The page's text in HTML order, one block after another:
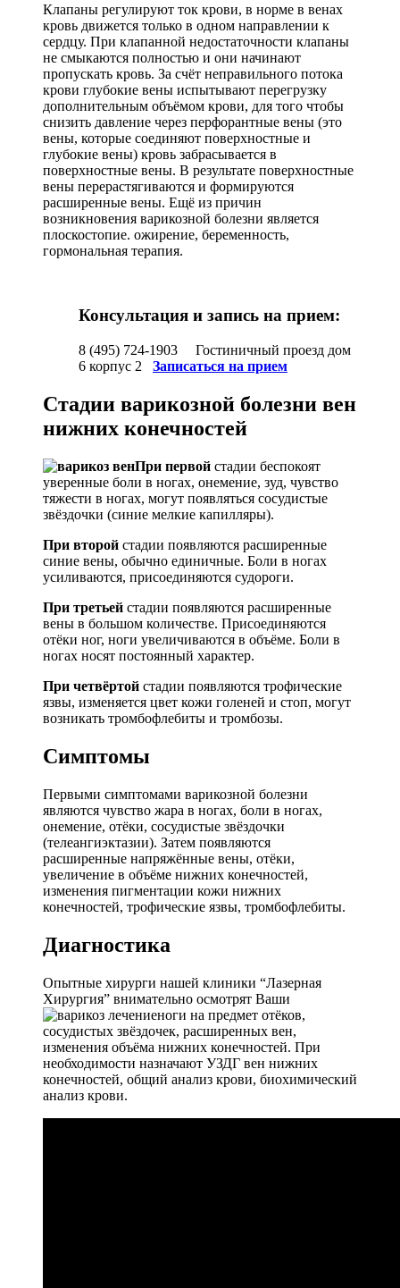
Клапаны регулируют ток крови, в норме в венах
кровь движется только в одном направлении к
сердцу. При клапанной недостаточности клапаны
не смыкаются полностью и они начинают
пропускать кровь. За счёт неправильного потока
крови глубокие вены испытывают перегрузку
дополнительным объёмом крови, для того чтобы
снизить давление через перфорантные вены (это
вены, которые соединяют поверхностные и
глубокие вены) кровь забрасывается в
поверхностные вены. В результате поверхностные
вены перерастягиваются и формируются
расширенные вены. Ещё из причин
возникновения варикозной болезни является
плоскостопие. ожирение, беременность,
гормональная терапия.
Консультация и запись на прием:
8 (495) 724-1903 Гостиничный проезд дом
6 корпус 2 Записаться на прием
Стадии варикозной болезни вен
нижних конечностей
При первой стадии беспокоят
уверенные боли в ногах, онемение, зуд, чувство
тяжести в ногах, могут появляться сосудистые
звёздочки (синие мелкие капилляры).
При второй стадии появляются расширенные
синие вены, обычно единичные. Боли в ногах
усиливаются, присоединяются судороги.
При третьей стадии появляются расширенные
вены в большом количестве. Присоединяются
отёки ног, ноги увеличиваются в объёме. Боли в
ногах носят постоянный характер.
При четвёртой стадии появляются трофические
язвы, изменяется цвет кожи голеней и стоп, могут
возникать тромбофлебиты и тромбозы.
Симптомы
Первыми симптомами варикозной болезни
являются чувство жара в ногах, боли в ногах,
онемение, отёки, сосудистые звёздочки
(телеангиэктазии). Затем появляются
расширенные напряжённые вены, отёки,
увеличение в объёме нижних конечностей,
изменения пигментации кожи нижних
конечностей, трофические язвы, тромбофлебиты.
Диагностика
Опытные хирурги нашей клиники “Лазерная
Хирургия” внимательно осмотрят Ваши
ноги на предмет отёков,
сосудистых звёздочек, расширенных вен,
изменения объёма нижних конечностей. При
необходимости назначают УЗДГ вен нижних
конечностей, общий анализ крови, биохимический
анализ крови.